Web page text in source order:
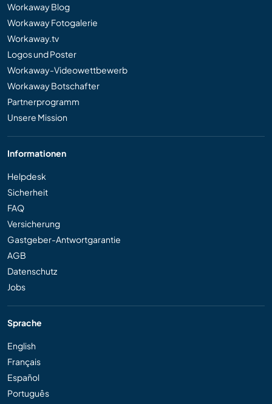
Workaway Blog
Workaway Fotogalerie
Workaway.tv
Logos und Poster
Workaway-Videowettbewerb
Workaway Botschafter
Partnerprogramm
Unsere Mission
Informationen
Helpdesk
Sicherheit
FAQ
Versicherung
Gastgeber-Antwortgarantie
AGB
Datenschutz
Jobs
Sprache
English
Français
Español
Português